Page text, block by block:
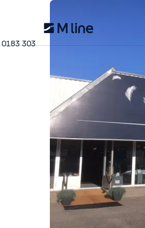
0183 303